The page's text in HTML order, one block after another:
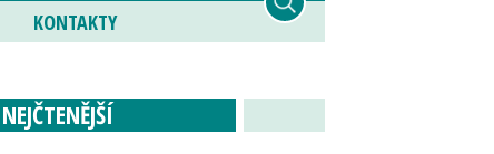
KONTAKTY
NEJČTENĚJŠÍ